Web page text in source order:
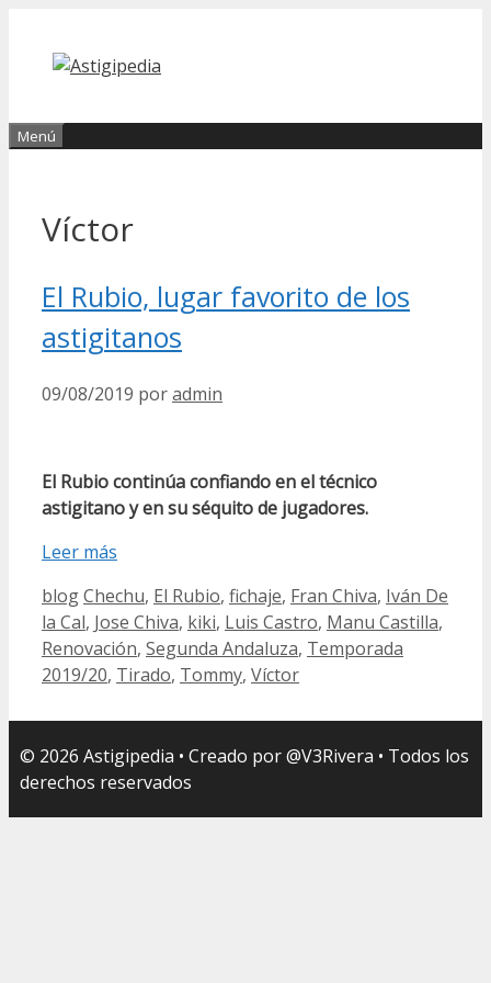
contenido
Menú
Víctor
El Rubio, lugar favorito de los
astigitanos
09/08/2019 poradmin
El Rubio continúa confiando en el técnico
astigitano y en su séquito de jugadores.
Leer más
Categorías
blogEtiquetas
Chechu, El Rubio, fichaje, Fran Chiva, Iván De
la Cal, Jose Chiva, kiki, Luis Castro, Manu Castilla,
Renovación, Segunda Andaluza, Temporada
2019/20, Tirado, Tommy, Víctor
© 2026 Astigipedia • Creado por @V3Rivera • Todos los
derechos reservados